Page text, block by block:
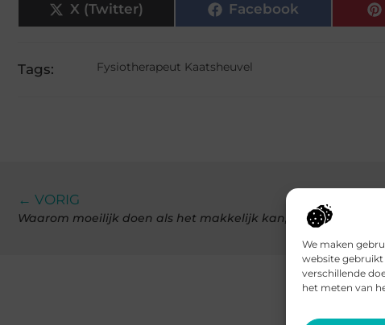
We maken
website gebruikt
verschillende
het meten van
X (Twitter) Facebook
Tags: Fysiotherapeut Kaatsheuvel
← VORIG
Waarom moeilijk doen als het makkelijk kan, haal snel je